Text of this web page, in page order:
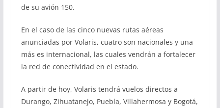
de su avión 150.
En el caso de las cinco nuevas rutas aéreas
anunciadas por Volaris, cuatro son nacionales y una
más es internacional, las cuales vendrán a fortalecer
la red de conectividad en el estado.
A partir de hoy, Volaris tendrá vuelos directos a
Durango, Zihuatanejo, Puebla, Villahermosa y Bogotá,